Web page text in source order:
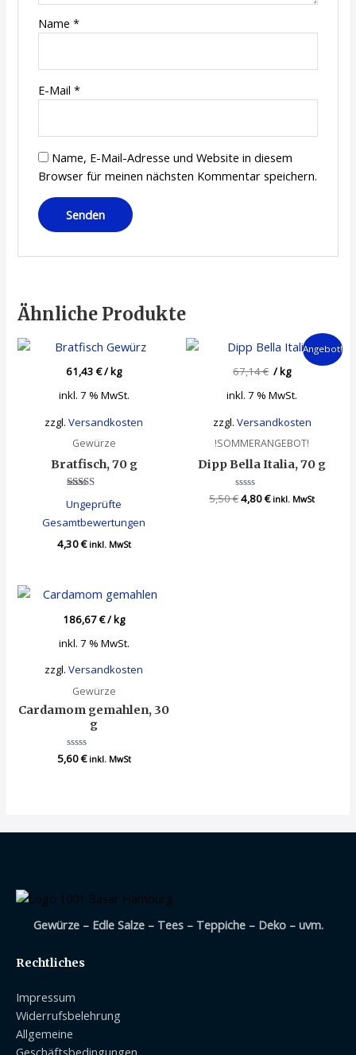
Name *
E-Mail *
Name, E-Mail-Adresse und Website in diesem
Browser für meinen nächsten Kommentar speichern.
Ähnliche Produkte
61,43€/kg
inkl. 7 % MwSt.
zzgl.Versandkosten
Gewürze
Bratfisch, 70 g
mit
4.00
von 5
Ungeprüfte
Gesamtbewertungen
4,30€ inkl. MwSt
Angebot!
67,14€ /kg
inkl. 7 % MwSt.
zzgl. Versandkosten
!SOMMERANGEBOT!
Dipp Bella Italia, 70 g
Bewertet
mit
5,50€Ursprünglicher
4,80€Aktueller
inkl. MwSt
186,67€/kg
inkl. 7 % MwSt.
zzgl.Versandkosten
Gewürze
Cardamom gemahlen, 30
g
Bewertet
5,60€ inkl. MwSt
Gewürze – Edle Salze – Tees – Teppiche – Deko – uvm.
Rechtliches
Impressum
Widerrufsbelehrung
Allgemeine